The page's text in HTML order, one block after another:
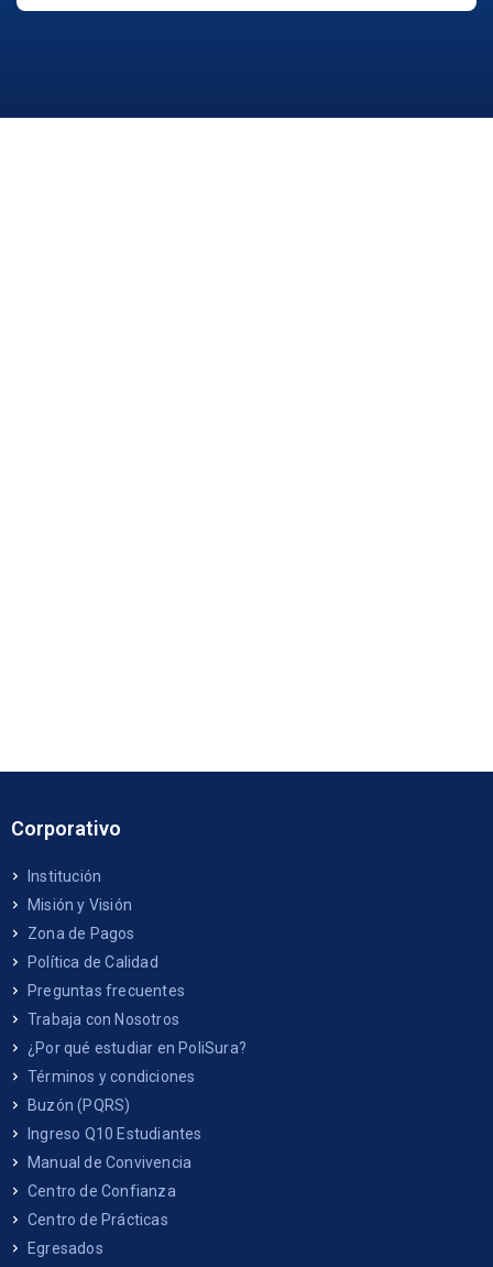
Corporativo
Institución
Misión y Visión
Zona de Pagos
Política de Calidad
Preguntas frecuentes
Trabaja con Nosotros
¿Por qué estudiar en PoliSura?
Términos y condiciones
Buzón (PQRS)
Ingreso Q10 Estudiantes
Manual de Convivencia
Centro de Confianza
Centro de Prácticas
Egresados